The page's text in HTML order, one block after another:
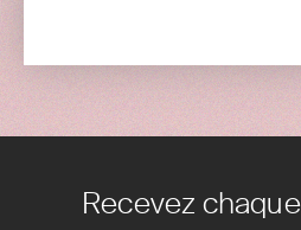
Recevez